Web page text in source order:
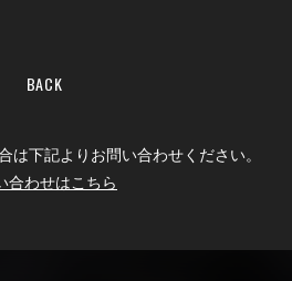
BACK
は下記よりお問い合わせください。
合わせはこちら